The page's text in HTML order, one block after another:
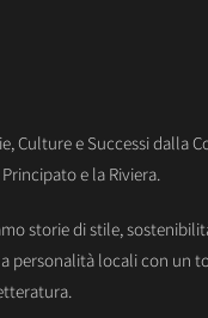
Culture e Successi dalla
e la Riviera.
storie di stile,
personalità locali con un